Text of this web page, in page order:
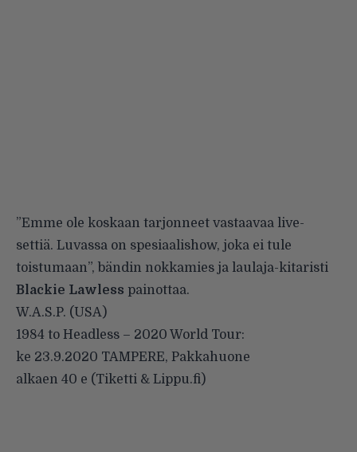
”Emme ole koskaan tarjonneet vastaavaa live-
settiä. Luvassa on spesiaalishow, joka ei tule
toistumaan”, bändin nokkamies ja laulaja-kitaristi
Blackie Lawless painottaa.
W.A.S.P. (USA)
1984 to Headless – 2020 World Tour:
ke 23.9.2020 TAMPERE, Pakkahuone
alkaen 40 e (Tiketti & Lippu.fi)